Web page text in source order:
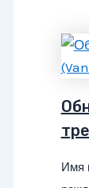
Имя